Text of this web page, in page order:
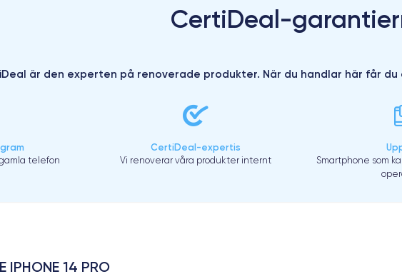
CertiDeal-
är den experten på renoverade produkter. När du handlar här får
telefon
CertiDeal-expertis
Vi renoverar våra produkter internt
Smartphone som
IPHONE 14 PRO